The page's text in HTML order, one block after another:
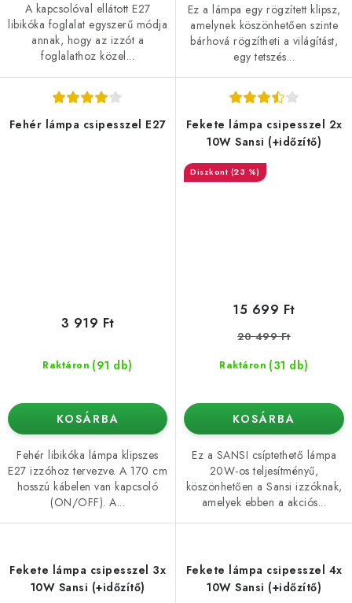
A kapcsolóval ellátott E27
libikóka foglalat egyszerű módja
annak, hogy az izzót a
foglalathoz közel...
Ez a lámpa egy rögzített klipsz,
amelynek köszönhetően szinte
bárhová rögzítheti a világítást,
egy tetszés...
Fehér lámpa csipesszel E27
Raktáron (91 db)
3 919 Ft
KOSÁRBA
Fehér libikóka lámpa klipszes
E27 izzóhoz tervezve. A 170 cm
hosszú kábelen van kapcsoló
(ON/OFF). A...
Fekete lámpa csipesszel 2x
10W Sansi (+időzítő)
(23 %)
Raktáron (31 db)
15 699 Ft
20 499 Ft
KOSÁRBA
Ez a SANSI csíptethető lámpa
20W-os teljesítményű,
köszönhetően a Sansi izzóknak,
amelyek ebben a akciós...
Fekete lámpa csipesszel 3x
10W Sansi (+időzítő)
Fekete lámpa csipesszel 4x
10W Sansi (+időzítő)